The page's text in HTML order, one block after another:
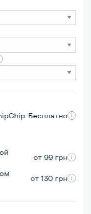
Бесплатно
от 99 грн
от 130 грн